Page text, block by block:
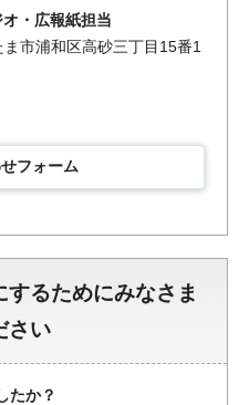
・広報紙担当
市浦和区高砂三丁目15番1
フォーム
るためにみなさま
さい
たか？